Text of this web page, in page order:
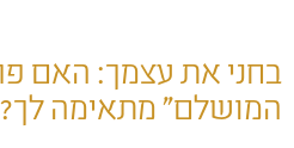
בחני את עצמך: האם
המושלם" מתאימה לך?